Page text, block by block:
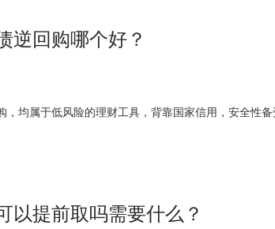
逆回购哪个好？
，均属于低风险的理财工具，背靠国家信用，安全性
以提前取吗需要什么？